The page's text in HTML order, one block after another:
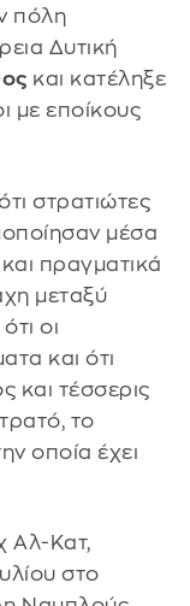
πόλη
Δυτική
και κατέληξε
με εποίκους
στρατιώτες
μέσα
πραγματικά
μεταξύ
οι
και ότι
και τέσσερις
το
οποία έχει
Αλ-Κατ,
στο